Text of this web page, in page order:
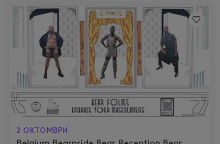
2 ОКТОМВРИ